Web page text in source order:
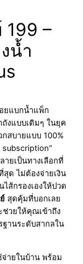
199 –
น้ำ
ยแบกน้ำแพ็ก
งแบบเดิมๆ ในยุค
สบายแบบ 100%
subscription”
ายเป็นทางเลือกที่
ด ไม่ต้องจ่ายเงิน
ส้กรองเองให้ปวด
สุดคุ้มที่บอกเลย
ช่วยให้คุณเข้าถึง
านระดับสากลใน
ายในบ้าน พร้อม